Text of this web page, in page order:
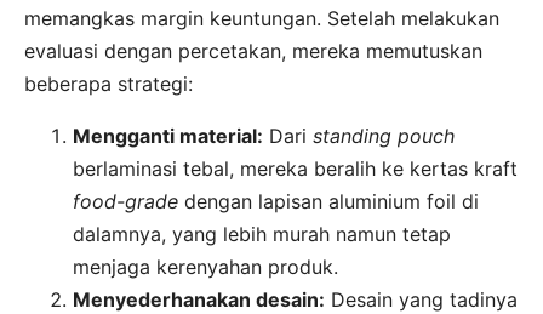
memangkas margin keuntungan. Setelah melakukan
evaluasi dengan percetakan, mereka memutuskan
beberapa strategi:
Mengganti material: Dari standing pouch
berlaminasi tebal, mereka beralih ke kertas kraft
food-grade dengan lapisan aluminium foil di
dalamnya, yang lebih murah namun tetap
menjaga kerenyahan produk.
Menyederhanakan desain: Desain yang tadinya